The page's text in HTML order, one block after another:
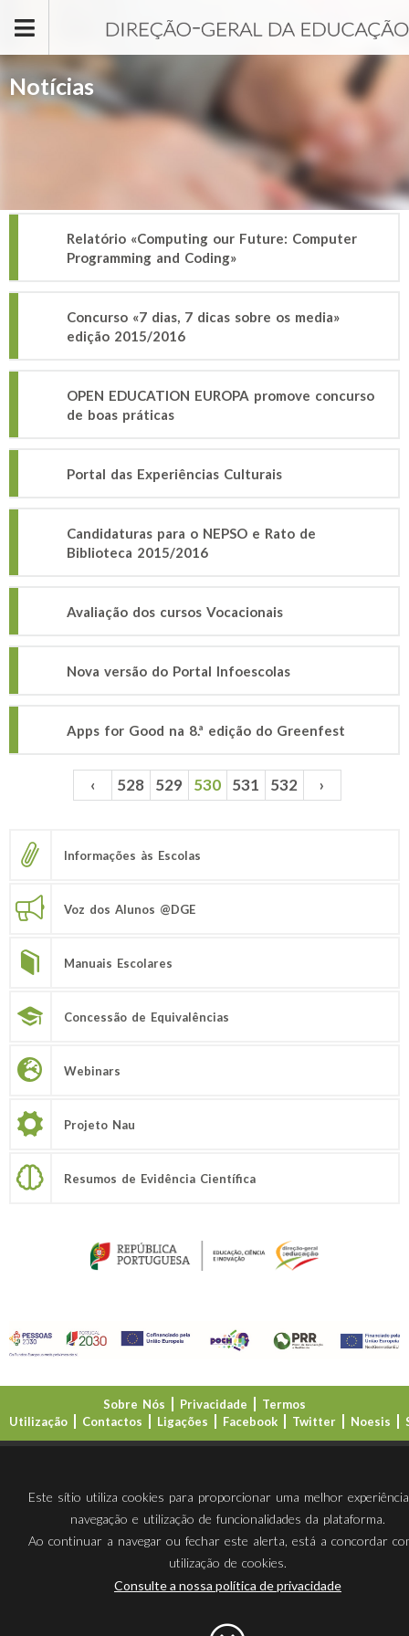
Notícias
Relatório «Computing our Future: Computer
Programming and Coding»
Concurso «7 dias, 7 dicas sobre os media»
edição 2015/2016
OPEN EDUCATION EUROPA promove concurso
de boas práticas
Portal das Experiências Culturais
Candidaturas para o NEPSO e Rato de
Biblioteca 2015/2016
Avaliação dos cursos Vocacionais
Nova versão do Portal Infoescolas
Apps for Good na 8.ª edição do Greenfest
Páginas ‹ 528 529 530 531 532 ›
Informações às Escolas
Voz dos Alunos @DGE
Manuais Escolares
Concessão de Equivalências
Webinars
Projeto Nau
Resumos de Evidência Científica
Sobre Nós Privacidade
Termos
Utilização
Contactos Ligações Facebook Twitter Noesis
Este sítio utiliza cookies para proporcionar uma melhor
navegação e utilização de funcionalidades da plataforma.
Ao continuar a navegar ou fechar este alerta, está a concordar
utilização de cookies.
Consulte a nossa política de privacidade